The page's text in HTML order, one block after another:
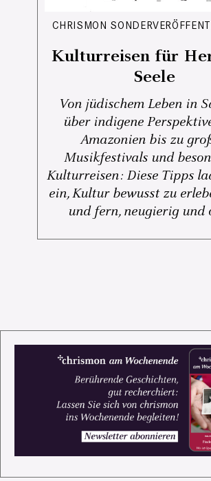
CHRISMON
Kulturreisen für
Seele
Von jüdischem Leben in
über indigene
Amazonien bis zu
Musikfestivals und
Kulturreisen: Diese Tipps
ein, Kultur bewusst zu
und fern, neugierig und